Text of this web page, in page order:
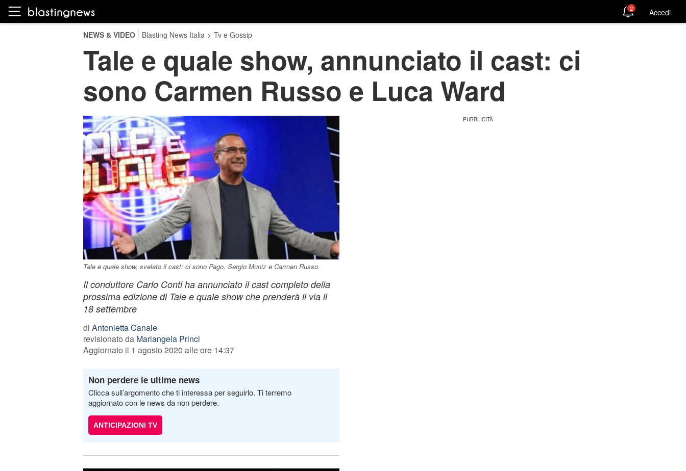
2 Accedi
NEWS & VIDEO Blasting News Italia > Tv e Gossip
Tale e quale show, annunciato il cast: ci
sono Carmen Russo e Luca Ward
Tale e quale show, svelato il cast: ci sono Pago, Sergio Muniz e Carmen Russo.
Il conduttore Carlo Conti ha annunciato il cast completo della
prossima edizione di Tale e quale show che prenderà il via il
18 settembre
di Antonietta Canale
revisionato da Mariangela Princi
Aggiornato il 1 agosto 2020 alle ore 14:37
Non perdere le ultime news
Clicca sull’argomento che ti interessa per seguirlo. Ti terremo
aggiornato con le news da non perdere.
ANTICIPAZIONI TV